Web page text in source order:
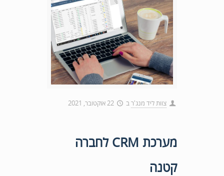
צוות ליד מנג'ר ב 22 אוקטובר, 2021
מערכת CRM לחברה
קטנה